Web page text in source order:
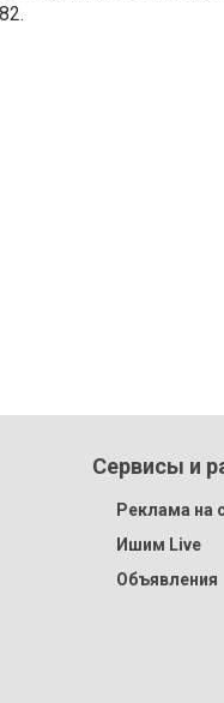
Сервисы и
Реклама на
Ишим Live
Объявления